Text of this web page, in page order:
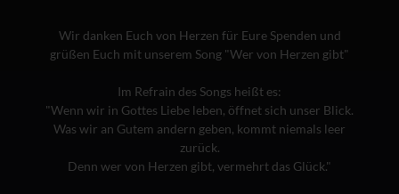
Wir danken Euch von Herzen für Eure Spenden und
grüßen Euch mit unserem Song "Wer von Herzen gibt"
Im Refrain des Songs heißt es:
"Wenn wir in Gottes Liebe leben, öffnet sich unser Blick.
Was wir an Gutem andern geben, kommt niemals leer
zurück.
Denn wer von Herzen gibt, vermehrt das Glück."